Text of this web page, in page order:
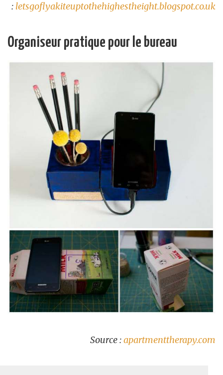
: letsgoflyakiteuptothehighestheight.blogspot.co.uk
Organiseur pratique pour le bureau
Source :apartmenttherapy.com